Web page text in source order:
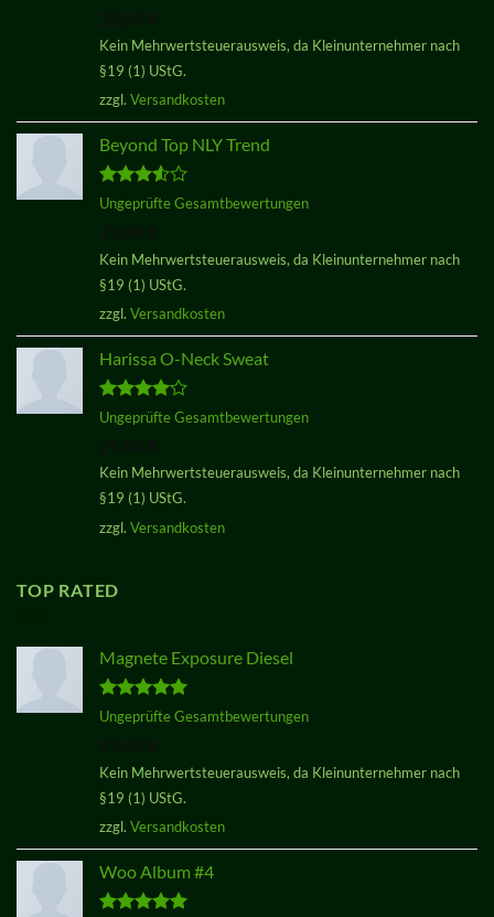
Kein Mehrwertsteuerausweis, da Kleinunternehmer nach
§19 (1) UStG.
zzgl. Versandkosten
Beyond Top NLY Trend
Bewertet
Ungeprüfte Gesamtbewertungen
Kein Mehrwertsteuerausweis, da Kleinunternehmer nach
§19 (1) UStG.
zzgl. Versandkosten
Harissa O-Neck Sweat
Bewertet
Ungeprüfte Gesamtbewertungen
Kein Mehrwertsteuerausweis, da Kleinunternehmer nach
§19 (1) UStG.
zzgl. Versandkosten
TOP RATED
Magnete Exposure Diesel
Bewertet
Ungeprüfte Gesamtbewertungen
Kein Mehrwertsteuerausweis, da Kleinunternehmer nach
§19 (1) UStG.
zzgl. Versandkosten
Woo Album #4